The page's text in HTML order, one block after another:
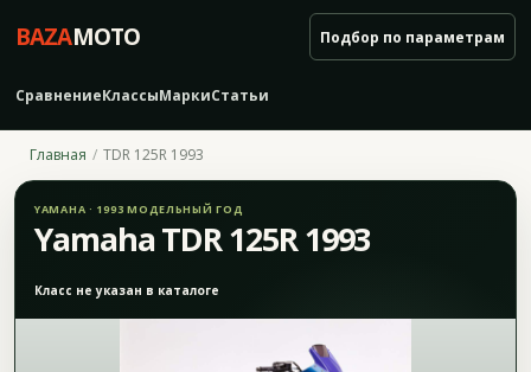
BAZAMOTO
СравнениеКлассыМаркиСтатьи
Подбор по параметрам
Главная TDR 125R 1993
YAMAHA · 1993 МОДЕЛЬНЫЙ ГОД
Yamaha TDR 125R 1993
Класс не указан в каталоге